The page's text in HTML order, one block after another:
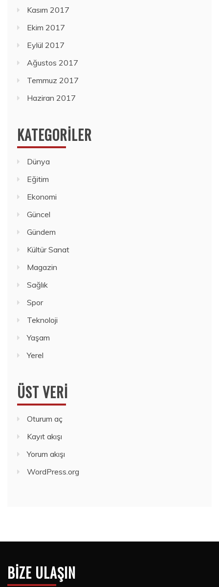
Kasım 2017
Ekim 2017
Eylül 2017
Ağustos 2017
Temmuz 2017
Haziran 2017
KATEGORILER
Dünya
Eğitim
Ekonomi
Güncel
Gündem
Kültür Sanat
Magazin
Sağlık
Spor
Teknoloji
Yaşam
Yerel
ÜST VERI
Oturum aç
Kayıt akışı
Yorum akışı
WordPress.org
BIZE ULAŞIN